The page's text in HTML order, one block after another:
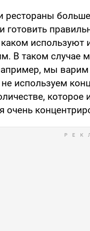
готовить
каком
В таком случае
мы
используем
которое
очень